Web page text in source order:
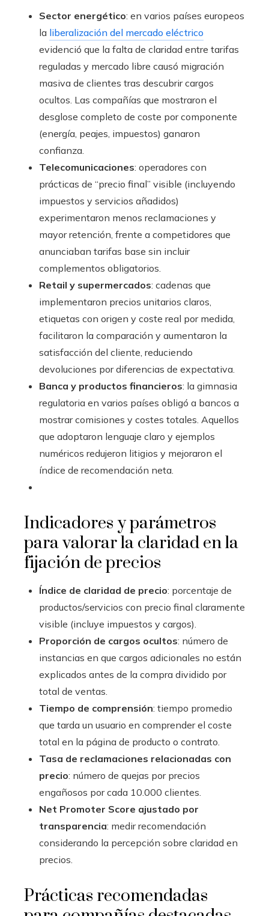
Sector energético: en varios países europeos
la liberalización del mercado eléctrico
evidenció que la falta de claridad entre tarifas
reguladas y mercado libre causó migración
masiva de clientes tras descubrir cargos
ocultos. Las compañías que mostraron el
desglose completo de coste por componente
(energía, peajes, impuestos) ganaron
confianza.
Telecomunicaciones: operadores con
prácticas de “precio final” visible (incluyendo
impuestos y servicios añadidos)
experimentaron menos reclamaciones y
mayor retención, frente a competidores que
anunciaban tarifas base sin incluir
complementos obligatorios.
Retail y supermercados: cadenas que
implementaron precios unitarios claros,
etiquetas con origen y coste real por medida,
facilitaron la comparación y aumentaron la
satisfacción del cliente, reduciendo
devoluciones por diferencias de expectativa.
Banca y productos financieros: la gimnasia
regulatoria en varios países obligó a bancos a
mostrar comisiones y costes totales. Aquellos
que adoptaron lenguaje claro y ejemplos
numéricos redujeron litigios y mejoraron el
índice de recomendación neta.
Indicadores y parámetros
para valorar la claridad en la
fijación de precios
Índice de claridad de precio: porcentaje de
productos/servicios con precio final claramente
visible (incluye impuestos y cargos).
Proporción de cargos ocultos: número de
instancias en que cargos adicionales no están
explicados antes de la compra dividido por
total de ventas.
Tiempo de comprensión: tiempo promedio
que tarda un usuario en comprender el coste
total en la página de producto o contrato.
Tasa de reclamaciones relacionadas con
precio: número de quejas por precios
engañosos por cada 10.000 clientes.
Net Promoter Score ajustado por
transparencia: medir recomendación
considerando la percepción sobre claridad en
precios.
Prácticas recomendadas